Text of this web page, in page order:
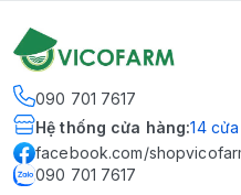
090 701 7617
Hệ thống cửa hàng:14
facebook.com/
090 701 7617